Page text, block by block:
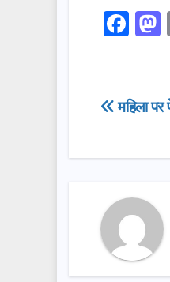
F
e
o
k
Post
महिला